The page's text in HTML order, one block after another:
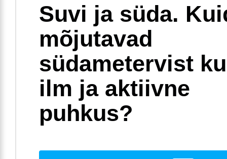
Suvi ja süda.
mõjutavad
südametervist
ilm ja aktiivne
puhkus?